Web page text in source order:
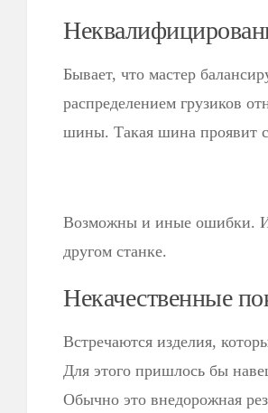
Бывает, что мастер
распределением грузиков
шины. Такая шина проявит
Возможны и иные ошибки.
другом станке.
Некачественные
Встречаются изделия,
Для этого пришлось бы
Обычно это внедорожная